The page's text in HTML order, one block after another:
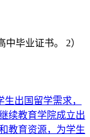
毕业证书。 2）
出国留学需求，
续教育学院成立出
教育资源，为学生